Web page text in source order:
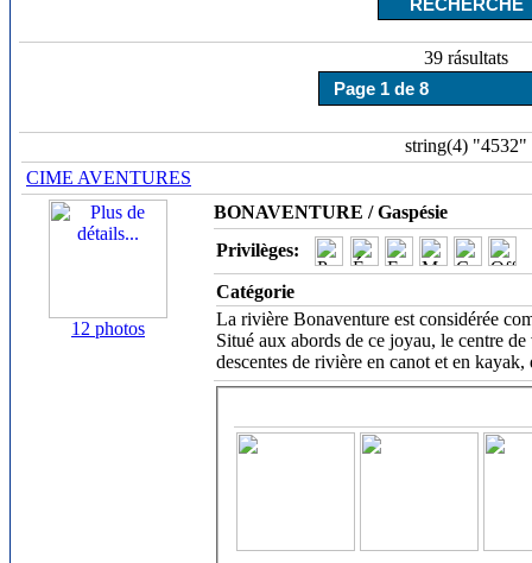
39 rásultats
string(4) "4532"
CIME AVENTURES
12 photos
BONAVENTURE / Gaspésie
Privilèges:
Catégorie
La rivière Bonaventure est considérée
Situé aux abords de ce joyau, le centre
descentes de rivière en canot et en kayak,